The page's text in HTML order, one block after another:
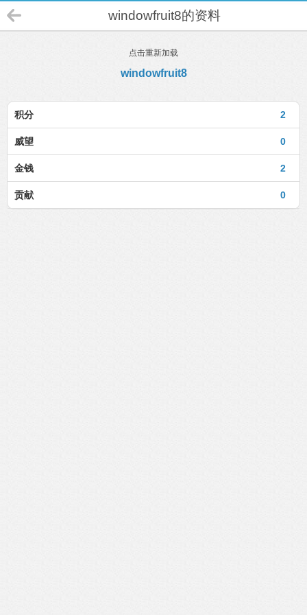
windowfruit8的资料
点击重新加载
windowfruit8
2
积分
0
威望
2
金钱
0
贡献